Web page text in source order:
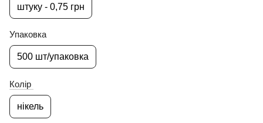
штуку - 0,75 грн
Упаковка
500 шт/упаковка
Колір
нікель